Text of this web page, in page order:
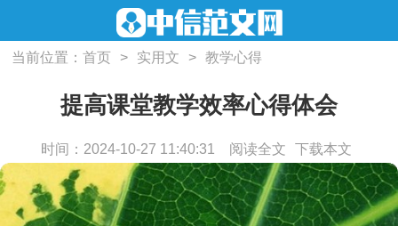
当前位置：首页 > 实用文 > 教学心得
提高课堂教学效率心得体会
时间：2024-10-27 11:40:31 阅读全文 下载本文